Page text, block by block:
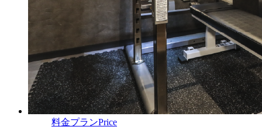
料金プランPrice